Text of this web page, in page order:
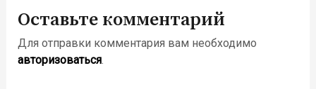
Оставьте комментарий
Для отправки комментария вам необходимо
авторизоваться.